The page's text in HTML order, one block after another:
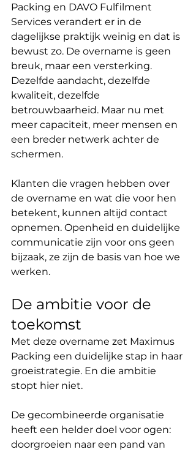
Packing en DAVO Fulfilment
Services verandert er in de
dagelijkse praktijk weinig en dat is
bewust zo. De overname is geen
breuk, maar een versterking.
Dezelfde aandacht, dezelfde
kwaliteit, dezelfde
betrouwbaarheid. Maar nu met
meer capaciteit, meer mensen en
een breder netwerk achter de
schermen.
Klanten die vragen hebben over
de overname en wat die voor hen
betekent, kunnen altijd contact
opnemen. Openheid en duidelijke
communicatie zijn voor ons geen
bijzaak, ze zijn de basis van hoe we
werken.
De ambitie voor de
toekomst
Met deze overname zet Maximus
Packing een duidelijke stap in haar
groeistrategie. En die ambitie
stopt hier niet.
De gecombineerde organisatie
heeft een helder doel voor ogen:
doorgroeien naar een pand van